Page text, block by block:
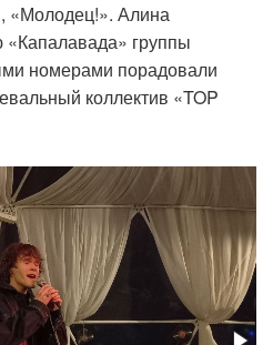
«Молодец!». Алина
группы
номерами порадовали
коллектив «TOP